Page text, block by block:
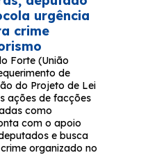
urgência
crime
Forte (União
de
do Projeto de Lei
ações de facções
como
com o apoio
e busca
organizado no